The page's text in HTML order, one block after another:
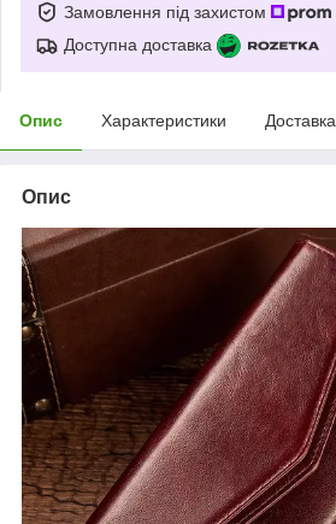
Замовлення під захистом
Доступна доставка
Опис Характеристики Доставка
Опис